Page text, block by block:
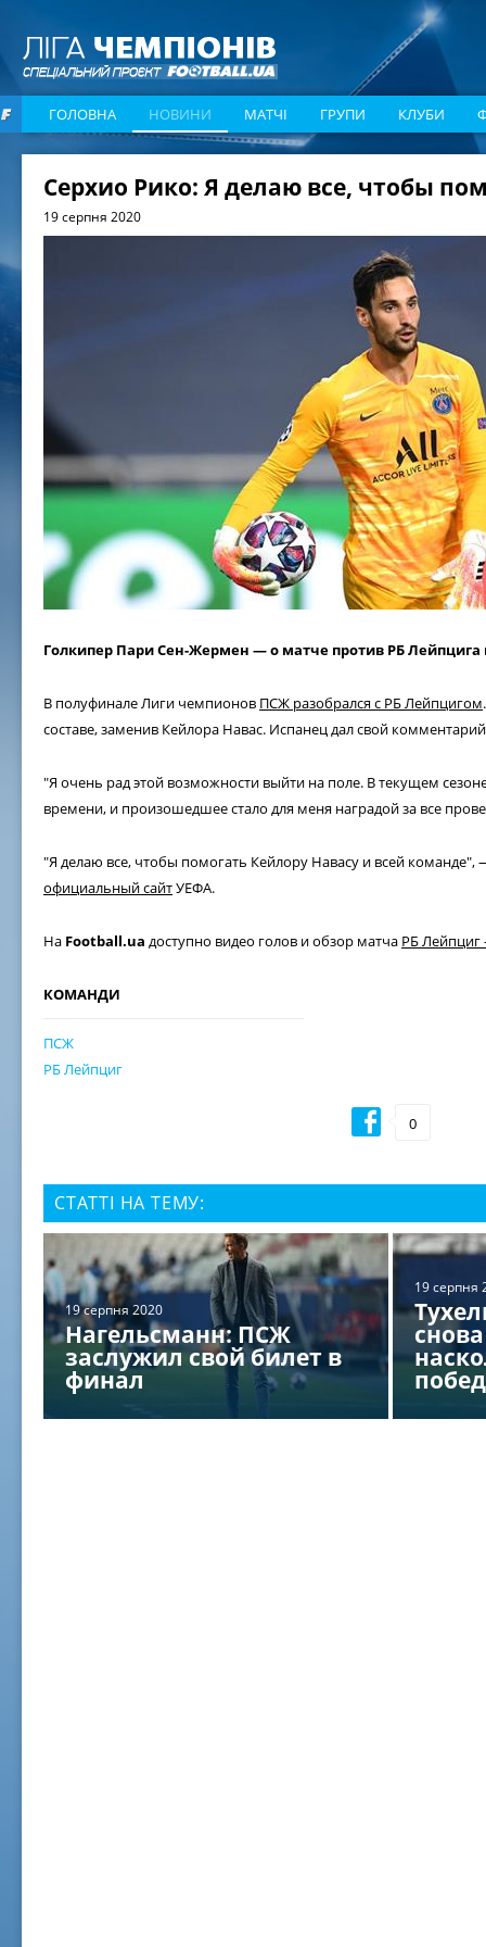
ГОЛОВНА НОВИНИ МАТЧІ ГРУПИ КЛУБИ
Серхио Рико: Я делаю все, чтобы
19 серпня 2020
Голкипер Пари Сен-Жермен — о матче против РБ Лейпцига
В полуфинале Лиги чемпионов ПСЖ разобрался с РБ Лейпцигом
составе, заменив Кейлора Навас. Испанец дал свой
"Я очень рад этой возможности выйти на поле. В текущем
времени, и произошедшее стало для меня наградой за все
"Я делаю все, чтобы помогать Кейлору Навасу и всей
официальный сайтУЕФА.
На Football.ua доступно видео голов и обзор матча РБ
КОМАНДИ
ПСЖ
РБ Лейпциг
0
СТАТТІ НА ТЕМУ:
19 серпня 2020
Нагельсманн: ПСЖ
заслужил свой билет в
финал
19 серпня
побед